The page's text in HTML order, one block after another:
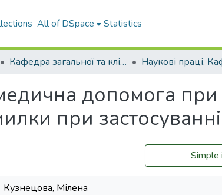
All of DSpace Statistics
Кафедра загальної та клінічної патологічної фізіології імені Д.О. Альперна
допомога при
при
Simple
Кузнецова, Мілена